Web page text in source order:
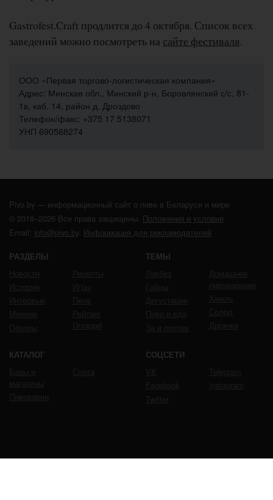
Gastrofest.Craft продлится до 4 октября. Список всех
заведений можно посмотреть на сайте фестиваля.
ООО «Первая торгово-логистическая компания»
Адрес: Минская обл., Минский р-н, Боровлянский с/с, 81-
1в, каб. 14, район д. Дроздово
Телефон/факс: +375 17 5138071
УНП 690568274
Pivo.by — информационный сайт о пиве в Беларуси и мире
© 2016–2026 Все права защищены. Положения и условия
Email: info@pivo.by. Информация для рекламодателей
РАЗДЕЛЫ ТЕМЫ
КАТАЛОГ СОЦСЕТИ